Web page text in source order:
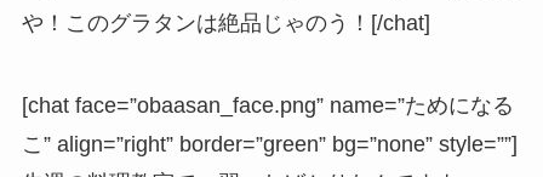
や！このグラタンは絶品じゃのう！[/chat]
[chat face=”obaasan_face.png” name=”ためになる
こ” align=”right” border=”green” bg=”none” style=””]